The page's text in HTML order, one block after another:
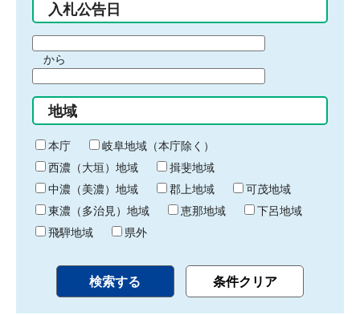
入札公告日
間
始
り
から
間
終
わ
り
地域
本庁
岐阜地域（本庁除く）
西濃（大垣）地域
揖斐地域
中濃（美濃）地域
郡上地域
可茂地域
東濃（多治見）地域
恵那地域
下呂地域
飛騨地域
県外